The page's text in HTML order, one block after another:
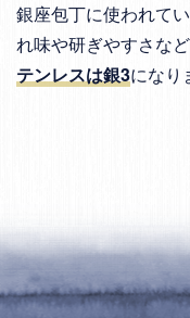
銀座包丁に使われて
れ味や研ぎやすさなど
テンレスは銀3になり